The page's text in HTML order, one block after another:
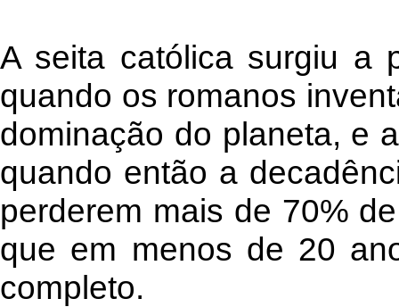
A seita católica surgiu a
quando os romanos
dominação do planeta, e
quando então a
perderem mais de 70%
que em menos de 20
completo.